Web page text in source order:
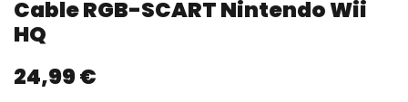
Cable RGB-SCART Nintendo Wii
HQ
24,99 €